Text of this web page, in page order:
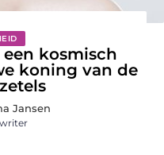
een kosmisch
koning van de
Jansen